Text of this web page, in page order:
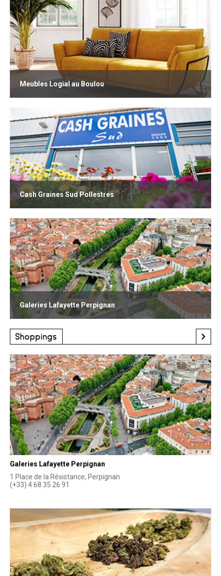
Meubles Logial au Boulou
Cash Graines Sud Pollestres
Galeries Lafayette Perpignan
Shoppings
Galeries Lafayette Perpignan
1 Place de la Résistance, Perpignan
(+33) 4 68 35 26 91